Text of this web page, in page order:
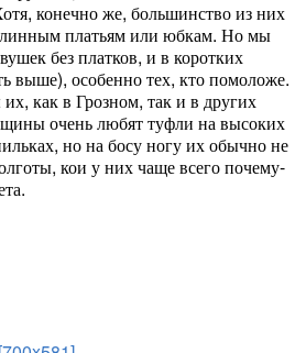
конечно же, большинство из них
платьям или юбкам. Но мы
без платков, и в коротких
выше), особенно тех, кто помоложе.
как в Грозном, так и в других
очень любят туфли на высоких
но на босу ногу их обычно не
кои у них чаще всего почему-